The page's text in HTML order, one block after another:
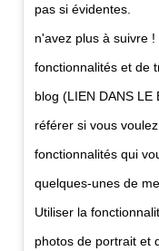
pas si évidentes.
n'avez plus à suivre
fonctionnalités et de
blog (LIEN DANS
référer si vous
fonctionnalités qui
quelques-unes de
Utiliser la
photos de portrait et